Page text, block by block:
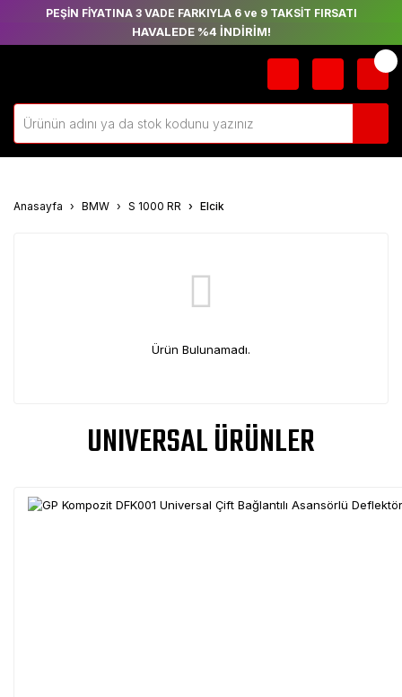
PEŞİN FİYATINA 3 VADE FARKIYLA 6 ve 9 TAKSİT FIRSATI
HAVALEDE %4 İNDİRİM!
Anasayfa BMW S 1000 RR Elcik
Ürün Bulunamadı.
UNIVERSAL ÜRÜNLER